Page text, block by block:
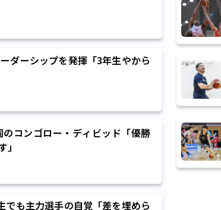
ダーシップを発揮「3年生やから
コンゴロー・ディビッド「優勝
も主力選手の自覚「差を埋めら